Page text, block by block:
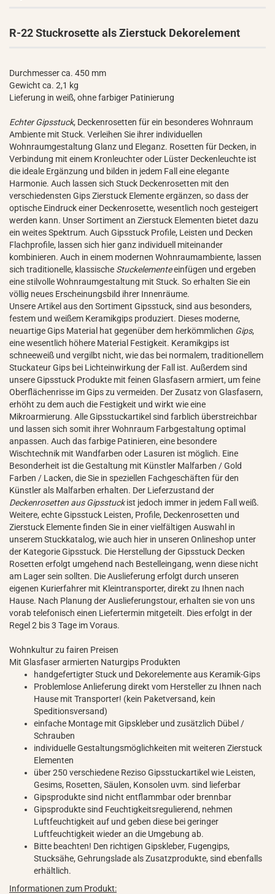
R-22 Stuckrosette als Zierstuck Dekorelement
Durchmesser ca. 450 mm
Gewicht ca. 2,1 kg
Lieferung in weiß, ohne farbiger Patinierung
Echter Gipsstuck, Deckenrosetten für ein besonderes Wohnraum
Ambiente mit Stuck. Verleihen Sie ihrer individuellen
Wohnraumgestaltung Glanz und Eleganz. Rosetten für Decken, in
Verbindung mit einem Kronleuchter oder Lüster Deckenleuchte ist
die ideale Ergänzung und bilden in jedem Fall eine elegante
Harmonie. Auch lassen sich Stuck Deckenrosetten mit den
verschiedensten Gips Zierstuck Elemente ergänzen, so dass der
optische Eindruck einer Deckenrosette, wesentlich noch gesteigert
werden kann. Unser Sortiment an Zierstuck Elementen bietet dazu
ein weites Spektrum. Auch Gipsstuck Profile, Leisten und Decken
Flachprofile, lassen sich hier ganz individuell miteinander
kombinieren. Auch in einem modernen Wohnraumambiente, lassen
sich traditionelle, klassische Stuckelementeeinfügen und ergeben
eine stilvolle Wohnraumgestaltung mit Stuck. So erhalten Sie ein
völlig neues Erscheinungsbild ihrer Innenräume.
Unsere Artikel aus den Sortiment Gipsstuck, sind aus besonders,
festem und weißem Keramikgips produziert. Dieses moderne,
neuartige Gips Material hat gegenüber dem herkömmlichen Gips,
eine wesentlich höhere Material Festigkeit. Keramikgips ist
schneeweiß und vergilbt nicht, wie das bei normalem, traditionellem
Stuckateur Gips bei Lichteinwirkung der Fall ist. Außerdem sind
unsere Gipsstuck Produkte mit feinen Glasfasern armiert, um feine
Oberflächenrisse im Gips zu vermeiden. Der Zusatz von Glasfasern,
erhöht zu dem auch die Festigkeit und wirkt wie eine
Mikroarmierung. Alle Gipsstuckartikel sind farblich überstreichbar
und lassen sich somit ihrer Wohnraum Farbgestaltung optimal
anpassen. Auch das farbige Patinieren, eine besondere
Wischtechnik mit Wandfarben oder Lasuren ist möglich. Eine
Besonderheit ist die Gestaltung mit Künstler Malfarben / Gold
Farben / Lacken, die Sie in speziellen Fachgeschäften für den
Künstler als Malfarben erhalten. Der Lieferzustand der
Deckenrosetten aus Gipsstuckist jedoch immer in jedem Fall weiß.
Weitere, echte Gipsstuck Leisten, Profile, Deckenrosetten und
Zierstuck Elemente finden Sie in einer vielfältigen Auswahl in
unserem Stuckkatalog, wie auch hier in unseren Onlineshop unter
der Kategorie Gipsstuck. Die Herstellung der Gipsstuck Decken
Rosetten erfolgt umgehend nach Bestelleingang, wenn diese nicht
am Lager sein sollten. Die Auslieferung erfolgt durch unseren
eigenen Kurierfahrer mit Kleintransporter, direkt zu Ihnen nach
Hause. Nach Planung der Auslieferungstour, erhalten sie von uns
vorab telefonisch einen Liefertermin mitgeteilt. Dies erfolgt in der
Regel 2 bis 3 Tage im Voraus.
Wohnkultur zu fairen Preisen
Mit Glasfaser armierten Naturgips Produkten
handgefertigter Stuck und Dekorelemente aus Keramik-Gips
Problemlose Anlieferung direkt vom Hersteller zu Ihnen nach
Hause mit Transporter! (kein Paketversand, kein
Speditionsversand)
einfache Montage mit Gipskleber und zusätzlich Dübel /
Schrauben
individuelle Gestaltungsmöglichkeiten mit weiteren Zierstuck
Elementen
über 250 verschiedene Reziso Gipsstuckartikel wie Leisten,
Gesims, Rosetten, Säulen, Konsolen uvm. sind lieferbar
Gipsprodukte sind nicht entflammbar oder brennbar
Gipsprodukte sind Feuchtigkeitsregulierend, nehmen
Luftfeuchtigkeit auf und geben diese bei geringer
Luftfeuchtigkeit wieder an die Umgebung ab.
Bitte beachten! Den richtigen Gipskleber, Fugengips,
Stucksähe, Gehrungslade als Zusatzprodukte, sind ebenfalls
erhältlich.
Informationen zum Produkt: